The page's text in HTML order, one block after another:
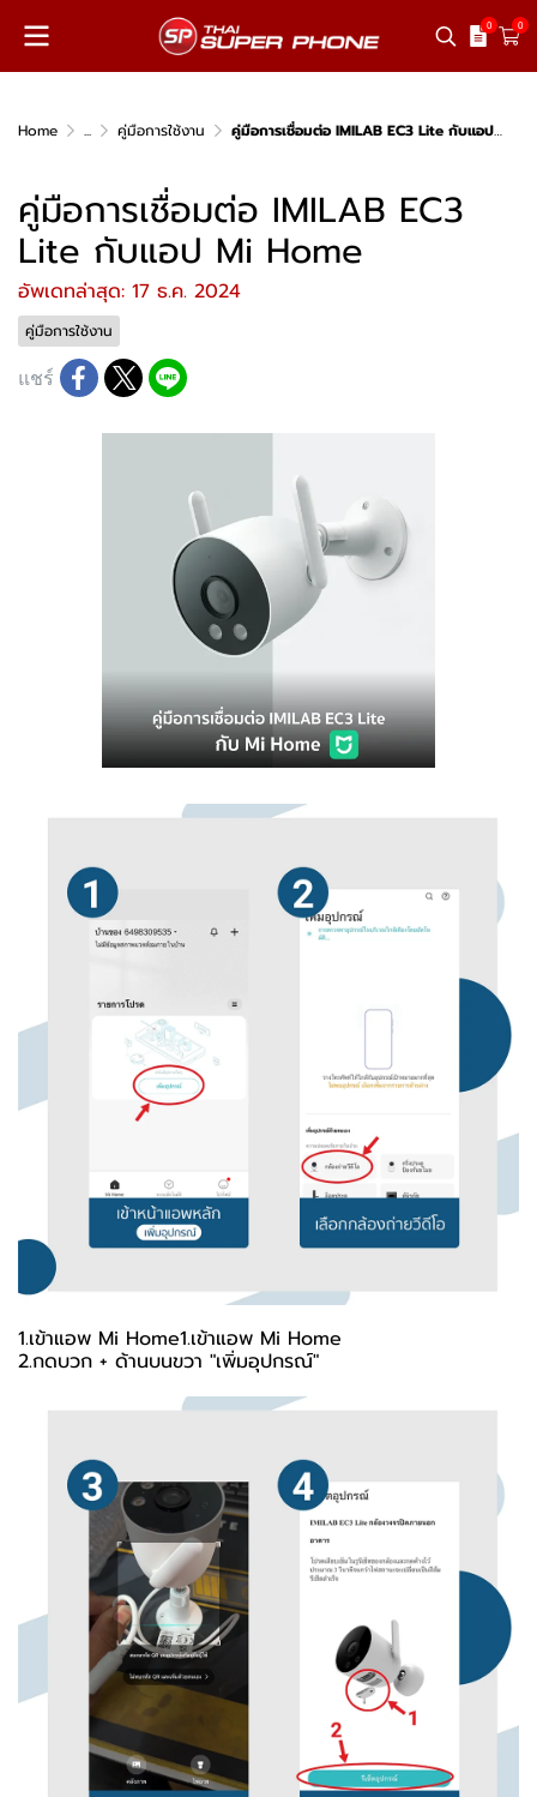
0 0
Home ... คู่มือการใช้งาน คู่มือการเชื่อมต่อ IMILAB EC3 Lite กับแอป Mi Home
คู่มือการเชื่อมต่อ IMILAB EC3
Lite กับแอป Mi Home
อัพเดทล่าสุด: 17 ธ.ค. 2024
คู่มือการใช้งาน
แชร์
1.เข้าแอพ Mi Home1.เข้าแอพ Mi Home
2.กดบวก + ด้านบนขวา "เพิ่มอุปกรณ์"